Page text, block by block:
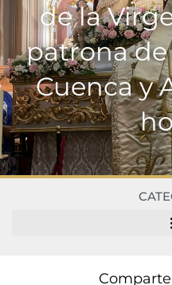
de la
patrona
Cuenca y